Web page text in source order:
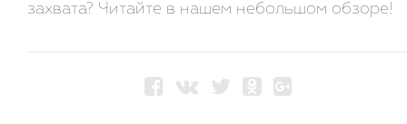
захвата? Читайте в нашем небольшом обзоре!